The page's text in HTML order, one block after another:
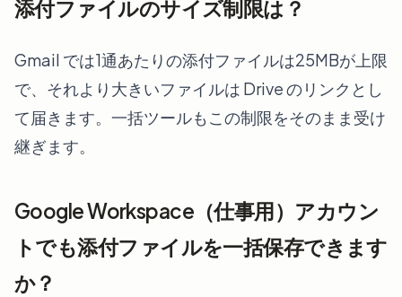
添付ファイルのサイズ制限は？
Gmail では1通あたりの添付ファイルは25MBが上限
で、それより大きいファイルは Drive のリンクとし
て届きます。一括ツールもこの制限をそのまま受け
継ぎます。
Google Workspace（仕事用）アカウン
トでも添付ファイルを一括保存できます
か？